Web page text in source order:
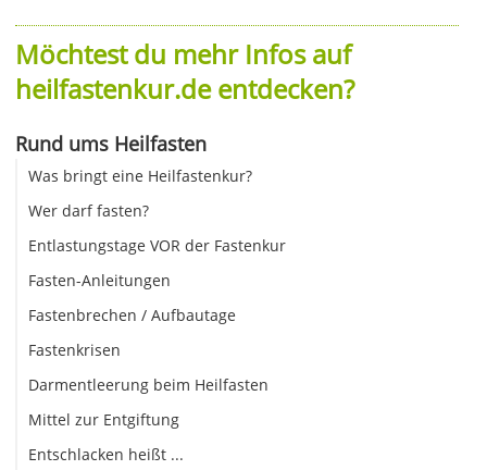
Möchtest du mehr Infos auf
heilfastenkur.de entdecken?
Rund ums Heilfasten
Was bringt eine Heilfastenkur?
Wer darf fasten?
Entlastungstage VOR der Fastenkur
Fasten-Anleitungen
Fastenbrechen / Aufbautage
Fastenkrisen
Darmentleerung beim Heilfasten
Mittel zur Entgiftung
Entschlacken heißt ...